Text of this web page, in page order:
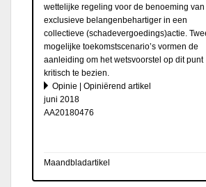
wettelijke regeling voor de benoeming van
exclusieve belangenbehartiger in een
collectieve (schadevergoedings)actie.
mogelijke toekomstscenario’s vormen de
aanleiding om het wetsvoorstel op dit punt
kritisch te bezien.
Opinie | Opiniërend artikel
juni 2018
AA20180476
Maandbladartikel